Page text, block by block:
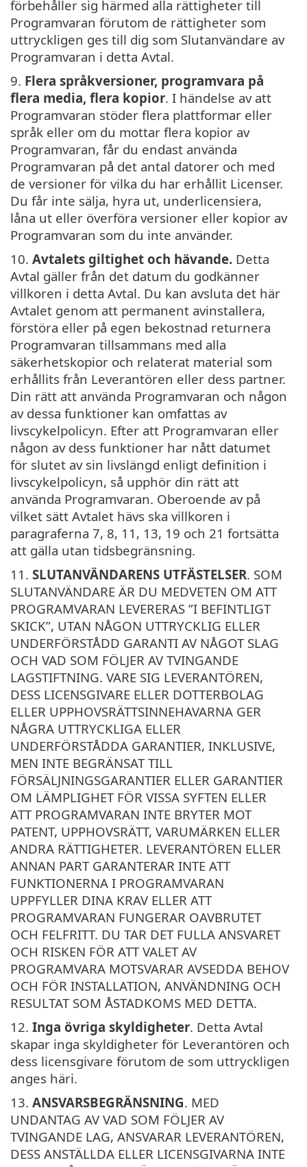
förbehåller sig härmed alla rättigheter till
Programvaran förutom de rättigheter som
uttryckligen ges till dig som Slutanvändare av
Programvaran i detta Avtal.
9. Flera språkversioner, programvara på
flera media, flera kopior. I händelse av att
Programvaran stöder flera plattformar eller
språk eller om du mottar flera kopior av
Programvaran, får du endast använda
Programvaran på det antal datorer och med
de versioner för vilka du har erhållit Licenser.
Du får inte sälja, hyra ut, underlicensiera,
låna ut eller överföra versioner eller kopior av
Programvaran som du inte använder.
10. Avtalets giltighet och hävande. Detta
Avtal gäller från det datum du godkänner
villkoren i detta Avtal. Du kan avsluta det här
Avtalet genom att permanent avinstallera,
förstöra eller på egen bekostnad returnera
Programvaran tillsammans med alla
säkerhetskopior och relaterat material som
erhållits från Leverantören eller dess partner.
Din rätt att använda Programvaran och någon
av dessa funktioner kan omfattas av
livscykelpolicyn. Efter att Programvaran eller
någon av dess funktioner har nått datumet
för slutet av sin livslängd enligt definition i
livscykelpolicyn, så upphör din rätt att
använda Programvaran. Oberoende av på
vilket sätt Avtalet hävs ska villkoren i
paragraferna 7, 8, 11, 13, 19 och 21 fortsätta
att gälla utan tidsbegränsning.
11. SLUTANVÄNDARENS UTFÄSTELSER. SOM
SLUTANVÄNDARE ÄR DU MEDVETEN OM ATT
PROGRAMVARAN LEVERERAS ”I BEFINTLIGT
SKICK”, UTAN NÅGON UTTRYCKLIG ELLER
UNDERFÖRSTÅDD GARANTI AV NÅGOT SLAG
OCH VAD SOM FÖLJER AV TVINGANDE
LAGSTIFTNING. VARE SIG LEVERANTÖREN,
DESS LICENSGIVARE ELLER DOTTERBOLAG
ELLER UPPHOVSRÄTTSINNEHAVARNA GER
NÅGRA UTTRYCKLIGA ELLER
UNDERFÖRSTÅDDA GARANTIER, INKLUSIVE,
MEN INTE BEGRÄNSAT TILL
FÖRSÄLJNINGSGARANTIER ELLER GARANTIER
OM LÄMPLIGHET FÖR VISSA SYFTEN ELLER
ATT PROGRAMVARAN INTE BRYTER MOT
PATENT, UPPHOVSRÄTT, VARUMÄRKEN ELLER
ANDRA RÄTTIGHETER. LEVERANTÖREN ELLER
ANNAN PART GARANTERAR INTE ATT
FUNKTIONERNA I PROGRAMVARAN
UPPFYLLER DINA KRAV ELLER ATT
PROGRAMVARAN FUNGERAR OAVBRUTET
OCH FELFRITT. DU TAR DET FULLA ANSVARET
OCH RISKEN FÖR ATT VALET AV
PROGRAMVARA MOTSVARAR AVSEDDA BEHOV
OCH FÖR INSTALLATION, ANVÄNDNING OCH
RESULTAT SOM ÅSTADKOMS MED DETTA.
12. Inga övriga skyldigheter. Detta Avtal
skapar inga skyldigheter för Leverantören och
dess licensgivare förutom de som uttryckligen
anges häri.
13. ANSVARSBEGRÄNSNING. MED
UNDANTAG AV VAD SOM FÖLJER AV
TVINGANDE LAG, ANSVARAR LEVERANTÖREN,
DESS ANSTÄLLDA ELLER LICENSGIVARNA INTE